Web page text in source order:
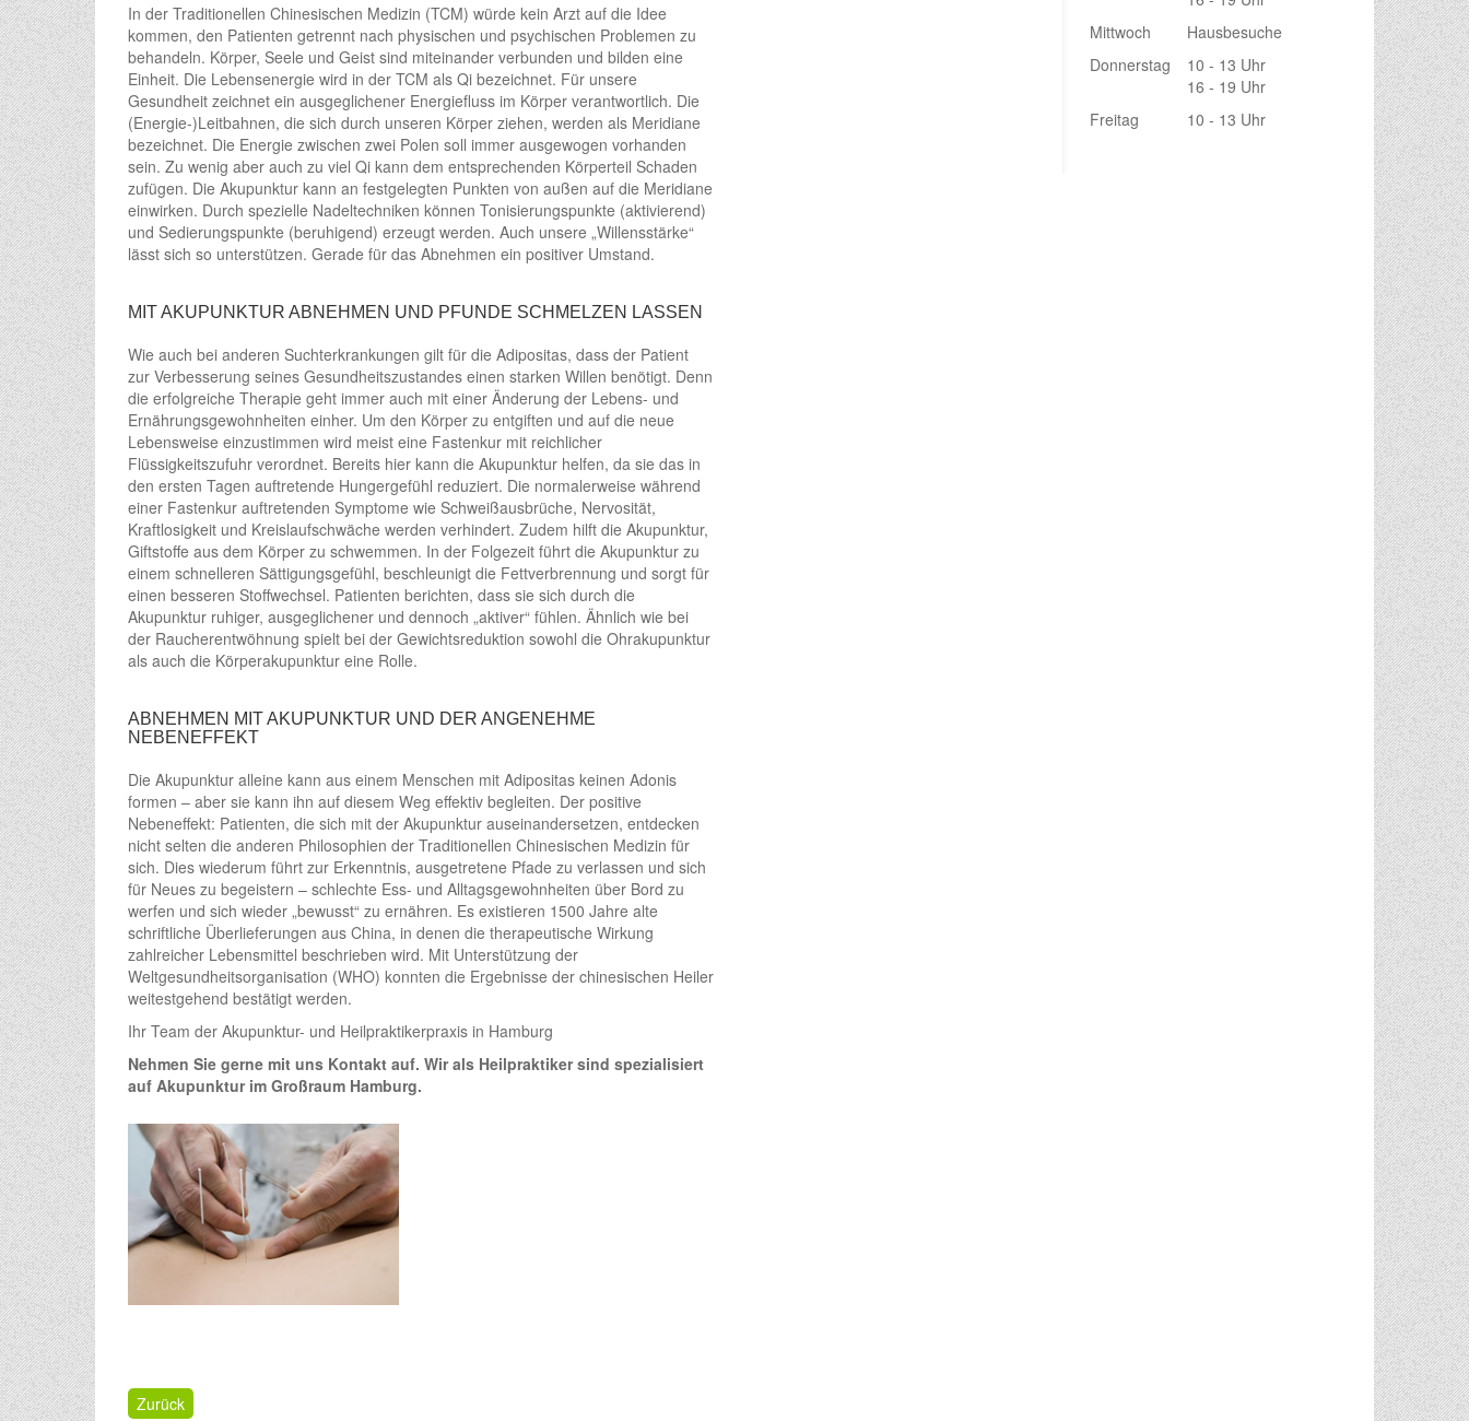
In der Traditionellen Chinesischen Medizin (TCM) würde kein Arzt auf die Idee
kommen, den Patienten getrennt nach physischen und psychischen Problemen zu
behandeln. Körper, Seele und Geist sind miteinander verbunden und bilden eine
Einheit. Die Lebensenergie wird in der TCM als Qi bezeichnet. Für unsere
Gesundheit zeichnet ein ausgeglichener Energiefluss im Körper verantwortlich. Die
(Energie-)Leitbahnen, die sich durch unseren Körper ziehen, werden als Meridiane
bezeichnet. Die Energie zwischen zwei Polen soll immer ausgewogen vorhanden
sein. Zu wenig aber auch zu viel Qi kann dem entsprechenden Körperteil Schaden
zufügen. Die Akupunktur kann an festgelegten Punkten von außen auf die Meridiane
einwirken. Durch spezielle Nadeltechniken können Tonisierungspunkte (aktivierend)
und Sedierungspunkte (beruhigend) erzeugt werden. Auch unsere „Willensstärke“
lässt sich so unterstützen. Gerade für das Abnehmen ein positiver Umstand.
MIT AKUPUNKTUR ABNEHMEN UND PFUNDE SCHMELZEN LASSEN
Wie auch bei anderen Suchterkrankungen gilt für die Adipositas, dass der Patient
zur Verbesserung seines Gesundheitszustandes einen starken Willen benötigt. Denn
die erfolgreiche Therapie geht immer auch mit einer Änderung der Lebens- und
Ernährungsgewohnheiten einher. Um den Körper zu entgiften und auf die neue
Lebensweise einzustimmen wird meist eine Fastenkur mit reichlicher
Flüssigkeitszufuhr verordnet. Bereits hier kann die Akupunktur helfen, da sie das in
den ersten Tagen auftretende Hungergefühl reduziert. Die normalerweise während
einer Fastenkur auftretenden Symptome wie Schweißausbrüche, Nervosität,
Kraftlosigkeit und Kreislaufschwäche werden verhindert. Zudem hilft die Akupunktur,
Giftstoffe aus dem Körper zu schwemmen. In der Folgezeit führt die Akupunktur zu
einem schnelleren Sättigungsgefühl, beschleunigt die Fettverbrennung und sorgt für
einen besseren Stoffwechsel. Patienten berichten, dass sie sich durch die
Akupunktur ruhiger, ausgeglichener und dennoch „aktiver“ fühlen. Ähnlich wie bei
der Raucherentwöhnung spielt bei der Gewichtsreduktion sowohl die Ohrakupunktur
als auch die Körperakupunktur eine Rolle.
ABNEHMEN MIT AKUPUNKTUR UND DER ANGENEHME
NEBENEFFEKT
Die Akupunktur alleine kann aus einem Menschen mit Adipositas keinen Adonis
formen – aber sie kann ihn auf diesem Weg effektiv begleiten. Der positive
Nebeneffekt: Patienten, die sich mit der Akupunktur auseinandersetzen, entdecken
nicht selten die anderen Philosophien der Traditionellen Chinesischen Medizin für
sich. Dies wiederum führt zur Erkenntnis, ausgetretene Pfade zu verlassen und sich
für Neues zu begeistern – schlechte Ess- und Alltagsgewohnheiten über Bord zu
werfen und sich wieder „bewusst“ zu ernähren. Es existieren 1500 Jahre alte
schriftliche Überlieferungen aus China, in denen die therapeutische Wirkung
zahlreicher Lebensmittel beschrieben wird. Mit Unterstützung der
Weltgesundheitsorganisation (WHO) konnten die Ergebnisse der chinesischen Heiler
weitestgehend bestätigt werden.
Ihr Team der Akupunktur- und Heilpraktikerpraxis in Hamburg
Nehmen Sie gerne mit uns Kontakt auf. Wir als Heilpraktiker sind spezialisiert
auf Akupunktur im Großraum Hamburg.
Zurück
Mittwoch
Hausbesuche
Donnerstag
10 - 13 Uhr
16 - 19 Uhr
Freitag
10 - 13 Uhr